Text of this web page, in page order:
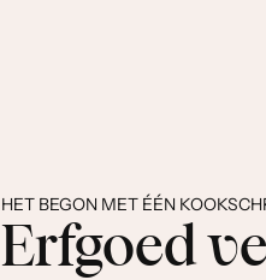
HET BEGON MET ÉÉN
Erfgoed